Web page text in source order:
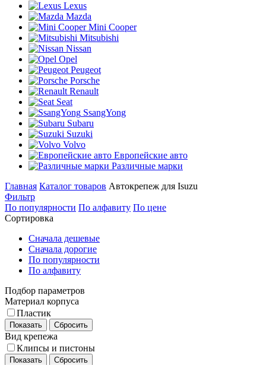
Lexus
Mazda
Mini Cooper
Mitsubishi
Nissan
Opel
Peugeot
Porsche
Renault
Seat
SsangYong
Subaru
Suzuki
Volvo
Европейские авто
Различные марки
Главная Каталог товаров Автокрепеж для Isuzu
Фильтр
По популярности По алфавиту По цене
Сортировка
Сначала дешевые
Сначала дорогие
По популярности
По алфавиту
Подбор параметров
Материал корпуса
Пластик
Показать Сбросить
Вид крепежа
Клипсы и пистоны
Показать Сбросить